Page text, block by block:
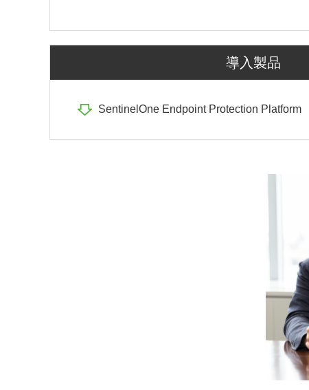
導入製品
SentinelOne Endpoint Protection Platform